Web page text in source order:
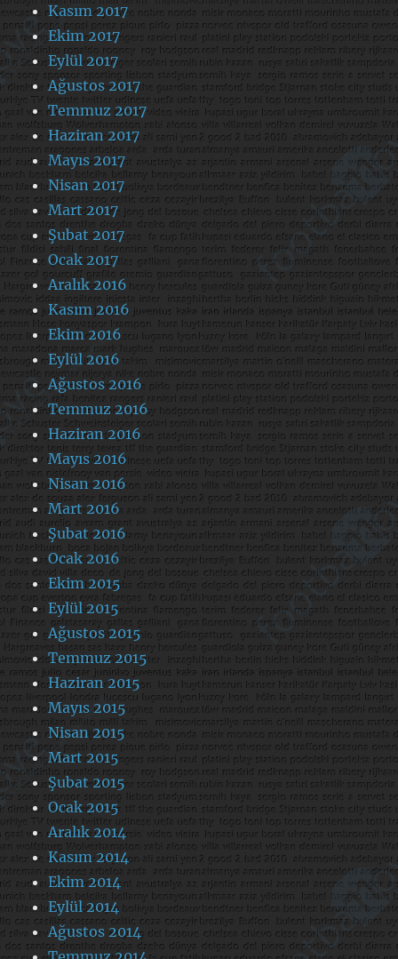
Kasım 2017
Ekim 2017
Eylül 2017
Ağustos 2017
Temmuz 2017
Haziran 2017
Mayıs 2017
Nisan 2017
Mart 2017
Şubat 2017
Ocak 2017
Aralık 2016
Kasım 2016
Ekim 2016
Eylül 2016
Ağustos 2016
Temmuz 2016
Haziran 2016
Mayıs 2016
Nisan 2016
Mart 2016
Şubat 2016
Ocak 2016
Ekim 2015
Eylül 2015
Ağustos 2015
Temmuz 2015
Haziran 2015
Mayıs 2015
Nisan 2015
Mart 2015
Şubat 2015
Ocak 2015
Aralık 2014
Kasım 2014
Ekim 2014
Eylül 2014
Ağustos 2014